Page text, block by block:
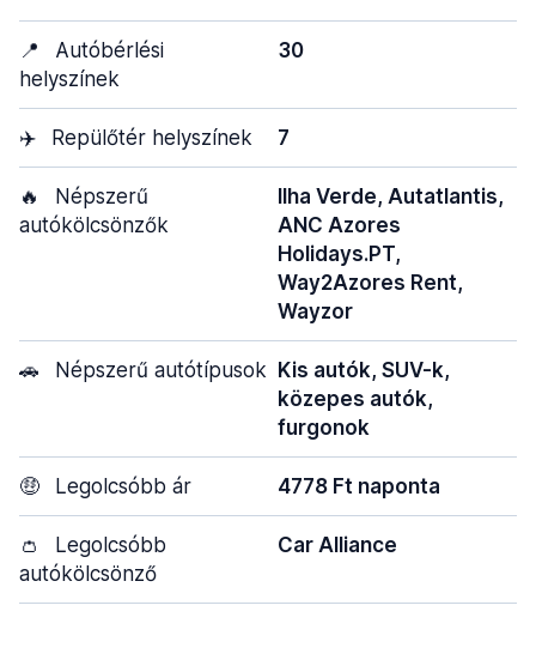
📍
Autóbérlési
helyszínek
30
✈️ Repülőtér helyszínek 7
🔥
Népszerű
autókölcsönzők
Ilha Verde, Autatlantis,
ANC Azores
Holidays.PT,
Way2Azores Rent,
Wayzor
🚗 Népszerű autótípusok
Kis autók, SUV-k,
közepes autók,
furgonok
🤑 Legolcsóbb ár 4778 Ft naponta
👛
Legolcsóbb
autókölcsönző
Car Alliance